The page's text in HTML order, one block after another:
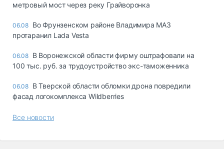
метровый мост через реку Грайворонка
06.08 Во Фрунзенском районе Владимира МАЗ
протаранил Lada Vesta
06.08 В Воронежской области фирму оштрафовали на
100 тыс. руб. за трудоустройство экс-таможенника
06.08 В Тверской области обломки дрона повредили
фасад логокомплекса Wildberries
Все новости